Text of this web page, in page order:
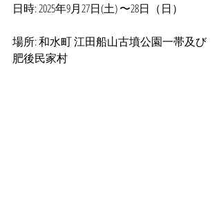
日時: 2025年9月27日(土) 〜28日（日）
場所: 和水町 江田船山古墳公園一帯及び
肥後民家村